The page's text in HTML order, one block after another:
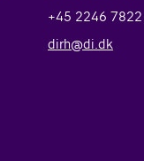
+45 2246 7822
dirh@di.dk